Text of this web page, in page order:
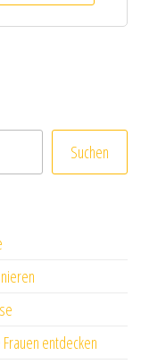
Suchen
entdecken